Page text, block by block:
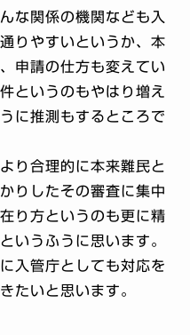
な関係の機関なども入
りやすいというか、本
申請の仕方も変えてい
というのもやはり増え
に推測もするところで
り合理的に本来難民と
りしたその審査に集中
り方というのも更に精
いうふうに思います。
入管庁としても対応を
たいと思います。